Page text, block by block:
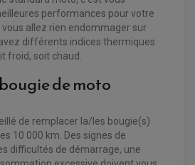
FREINAGE
QUAD / SSV
/ SSV
QUAD
CYLINDRE QUAD / SSV
QUAD / SSV
D'ENTRETIEN QUAD
QUAD
performances pour votre
allez rien endommager sur
différents indices thermiques
froid, soit chaud.
de moto
de remplacer la/les bougie(s)
10 000 km. Des signes de
difficultés de démarrage, une